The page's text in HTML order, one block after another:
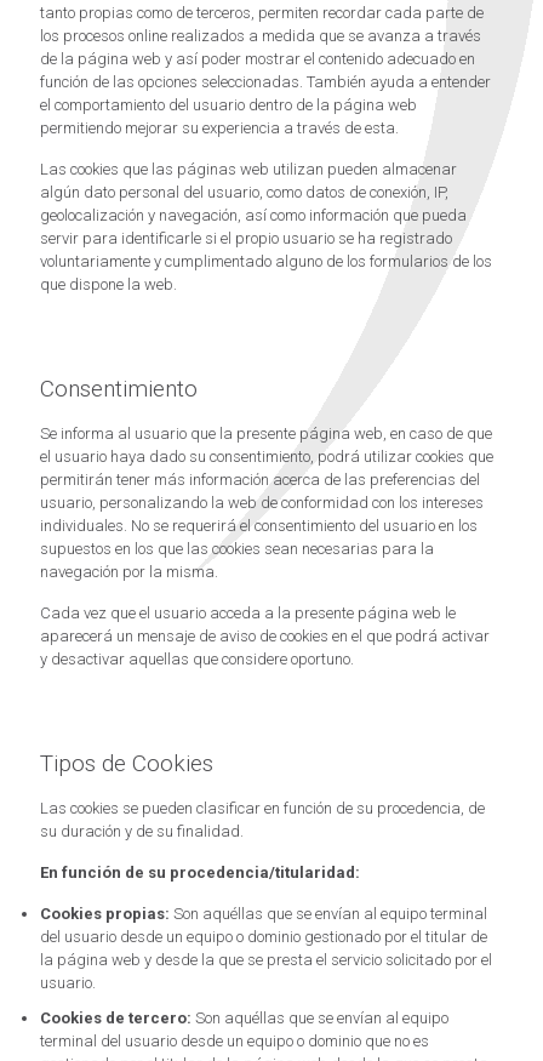
tanto propias como de terceros, permiten recordar cada parte de
los procesos online realizados a medida que se avanza a través
de la página web y así poder mostrar el contenido adecuado en
función de las opciones seleccionadas. También ayuda a entender
el comportamiento del usuario dentro de la página web
permitiendo mejorar su experiencia a través de esta.
Las cookies que las páginas web utilizan pueden almacenar
algún dato personal del usuario, como datos de conexión, IP,
geolocalización y navegación, así como información que pueda
servir para identificarle si el propio usuario se ha registrado
voluntariamente y cumplimentado alguno de los formularios de los
que dispone la web.
Consentimiento
Se informa al usuario que la presente página web, en caso de que
el usuario haya dado su consentimiento, podrá utilizar cookies que
permitirán tener más información acerca de las preferencias del
usuario, personalizando la web de conformidad con los intereses
individuales. No se requerirá el consentimiento del usuario en los
supuestos en los que las cookies sean necesarias para la
navegación por la misma.
Cada vez que el usuario acceda a la presente página web le
aparecerá un mensaje de aviso de cookies en el que podrá activar
y desactivar aquellas que considere oportuno.
Tipos de Cookies
Las cookies se pueden clasificar en función de su procedencia, de
su duración y de su finalidad.
En función de su procedencia/titularidad:
Cookies propias: Son aquéllas que se envían al equipo terminal
del usuario desde un equipo o dominio gestionado por el titular de
la página web y desde la que se presta el servicio solicitado por el
usuario.
Cookies de tercero: Son aquéllas que se envían al equipo
terminal del usuario desde un equipo o dominio que no es